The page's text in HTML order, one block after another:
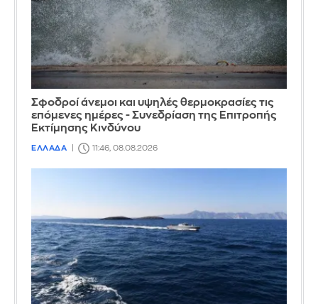
Σφοδροί άνεμοι και υψηλές θερμοκρασίες τις
επόμενες ημέρες - Συνεδρίαση της Επιτροπής
Εκτίμησης Κινδύνου
ΕΛΛΑΔΑ 11:46, 08.08.2026